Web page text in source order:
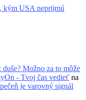
kým USA neprijmú
duše? Možno za to môže
- Tvoj čas vedieť na
je varovný signál